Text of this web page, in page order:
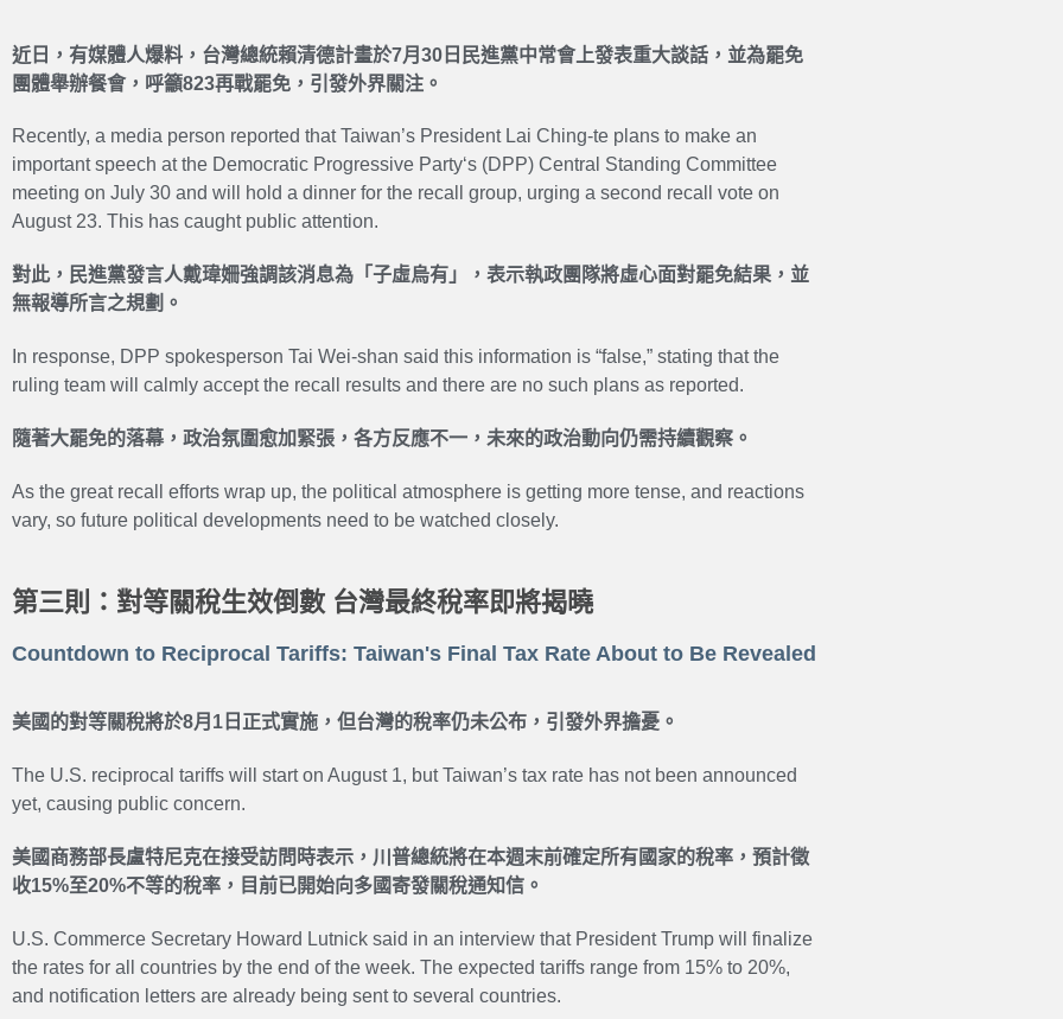
近日，有媒體人爆料，台灣總統賴清德計畫於7月30日民進黨中常會上發表重大談話，並為罷免
團體舉辦餐會，呼籲823再戰罷免，引發外界關注。
Recently, a media person reported that Taiwan’s President Lai Ching-te plans to make an
important speech at the Democratic Progressive Party‘s (DPP) Central Standing Committee
meeting on July 30 and will hold a dinner for the recall group, urging a second recall vote on
August 23. This has caught public attention.
對此，民進黨發言人戴瑋姍強調該消息為「子虛烏有」，表示執政團隊將虛心面對罷免結果，並
無報導所言之規劃。
In response, DPP spokesperson Tai Wei-shan said this information is “false,” stating that the
ruling team will calmly accept the recall results and there are no such plans as reported.
隨著大罷免的落幕，政治氛圍愈加緊張，各方反應不一，未來的政治動向仍需持續觀察。
As the great recall efforts wrap up, the political atmosphere is getting more tense, and reactions
vary, so future political developments need to be watched closely.
第三則：對等關稅生效倒數 台灣最終稅率即將揭曉
Countdown to Reciprocal Tariffs: Taiwan's Final Tax Rate About to Be Revealed
美國的對等關稅將於8月1日正式實施，但台灣的稅率仍未公布，引發外界擔憂。
The U.S. reciprocal tariffs will start on August 1, but Taiwan’s tax rate has not been announced
yet, causing public concern.
美國商務部長盧特尼克在接受訪問時表示，川普總統將在本週末前確定所有國家的稅率，預計徵
收15%至20%不等的稅率，目前已開始向多國寄發關稅通知信。
U.S. Commerce Secretary Howard Lutnick said in an interview that President Trump will finalize
the rates for all countries by the end of the week. The expected tariffs range from 15% to 20%,
and notification letters are already being sent to several countries.